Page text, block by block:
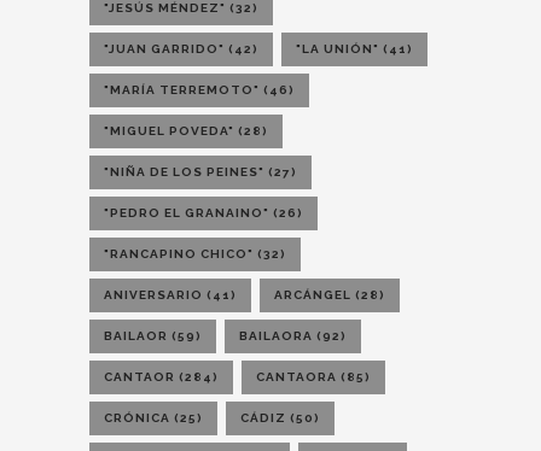
"JESÚS MÉNDEZ" (32)
"JUAN GARRIDO" (42) "LA UNIÓN" (41)
"MARÍA TERREMOTO" (46)
"MIGUEL POVEDA" (28)
"NIÑA DE LOS PEINES" (27)
"PEDRO EL GRANAINO" (26)
"RANCAPINO CHICO" (32)
ANIVERSARIO (41) ARCÁNGEL (28)
BAILAOR (59) BAILAORA (92)
CANTAOR (284) CANTAORA (85)
CRÓNICA (25) CÁDIZ (50)